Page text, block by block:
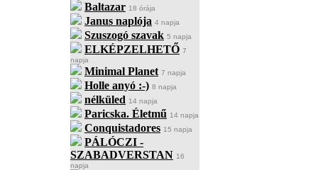
Baltazar 18 órája
Janus naplója 4 napja
Szuszogó szavak 5 napja
ELKÉPZELHETŐ 7
napja
Minimal Planet 7 napja
Holle anyó :-) 8 napja
nélküled 14 napja
Paricska. Életmű 14 napja
Conquistadores 15 napja
PÁLÓCZI -
SZABADVERSTAN 16
napja